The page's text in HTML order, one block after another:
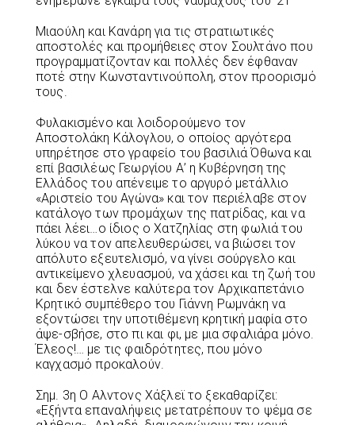
Μιαούλη και Κανάρη για τις στρατιωτικές
αποστολές και προμήθειες στον Σουλτάνο που
προγραμματίζονταν και πολλές δεν έφθαναν
ποτέ στην Κωνσταντινούπολη, στον προορισμό
τους.
Φυλακισμένο και λοιδορούμενο τον
Aποστολάκη Κάλογλου, ο οποίος αργότερα
υπηρέτησε στο γραφείο του βασιλιά Όθωνα και
επί βασιλέως Γεωργίου Α’ η Κυβέρνηση της
Ελλάδος του απένειμε το αργυρό μετάλλιο
«Αριστείο του Αγώνα» και τον περιέλαβε στον
κατάλογο των προμάχων της πατρίδας, και να
πάει λέει…ο ίδιος ο Χατζηλίας στη φωλιά του
λύκου να τον απελευθερώσει, να βιώσει τον
απόλυτο εξευτελισμό, να γίνει σούργελο και
αντικείμενο χλευασμού, να χάσει και τη ζωή του
και δεν έστελνε καλύτερα τον Αρχικαπετάνιο
Kρητικό συμπέθερο του Γιάννη Ρωμνάκη να
εξοντώσει την υποτιθέμενη κρητική μαφία στο
άψε-σβήσε, στο πι και φι, με μια σφαλιάρα μόνο.
Έλεος!… με τις φαιδρότητες, που μόνο
καγχασμό προκαλούν.
Σημ. 3η Ο Αλντονς Χάξλεϊ το ξεκαθαρίζει:
«Εξήντα επαναλήψεις μετατρέπουν το ψέμα σε